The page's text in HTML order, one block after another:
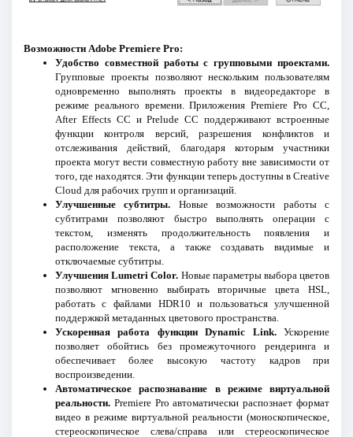
Возможности Adobe Premiere Pro:
Удобство совместной работы с групповыми проектами.
Групповые проекты позволяют нескольким пользователям
одновременно выполнять проекты в видеоредакторе в
режиме реального времени. Приложения Premiere Pro CC,
After Effects CC и Prelude CC поддерживают встроенные
функции контроля версий, разрешения конфликтов и
отслеживания действий, благодаря которым участники
проекта могут вести совместную работу вне зависимости от
того, где находятся. Эти функции теперь доступны в Creative
Cloud для рабочих групп и организаций.
Улучшенные субтитры. Новые возможности работы с
субтитрами позволяют быстро выполнять операции с
текстом, изменять продолжительность появления и
расположение текста, а также создавать видимые и
отключаемые субтитры.
Улучшения Lumetri Color. Новые параметры выбора цветов
позволяют мгновенно выбирать вторичные цвета HSL,
работать с файлами HDR10 и пользоваться улучшенной
поддержкой метаданных цветового пространства.
Ускоренная работа функции Dynamic Link.Ускорение
позволяет обойтись без промежуточного рендеринга и
обеспечивает более высокую частоту кадров при
воспроизведении.
Автоматическое распознавание в режиме виртуальной
реальности.Premiere Pro автоматически распознает формат
видео в режиме виртуальной реальности (моноскопическое,
стереоскопическое слева/справа или стереоскопическое